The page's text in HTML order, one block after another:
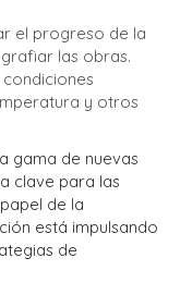
el progreso de la
las obras.
y otros
gama de nuevas
clave para las
de la
está impulsando
de